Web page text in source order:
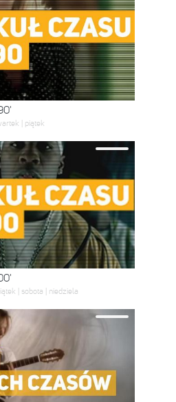
| piątek
| sobota | niedziela